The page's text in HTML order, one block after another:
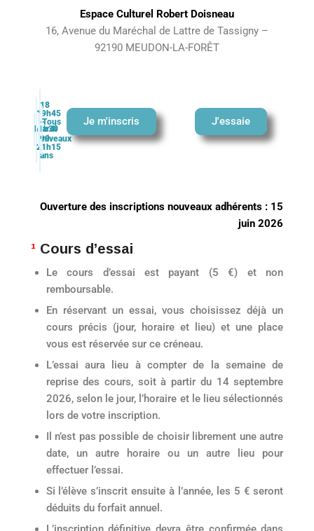
Espace Culturel Robert Doisneau
16, Avenue du Maréchal de Lattre de Tassigny –
92190 MEUDON-LA-FORÊT
Mardi
19h45
–
21h15
1h30
18
–
99
ans
Tous
niveaux
Je m'inscris J'essaie
Ouverture des inscriptions nouveaux adhérents : 15
juin 2026
¹Cours d’essai
Le cours d’essai est payant (5 €) et non
remboursable.
En réservant un essai, vous choisissez déjà un
cours précis (jour, horaire et lieu) et une place
vous est réservée sur ce créneau.
L’essai aura lieu à compter de la semaine de
reprise des cours, soit à partir du 14 septembre
2026, selon le jour, l’horaire et le lieu sélectionnés
lors de votre inscription.
Il n’est pas possible de choisir librement une autre
date, un autre horaire ou un autre lieu pour
effectuer l’essai.
Si l’élève s’inscrit ensuite à l’année, les 5 € seront
déduits du forfait annuel.